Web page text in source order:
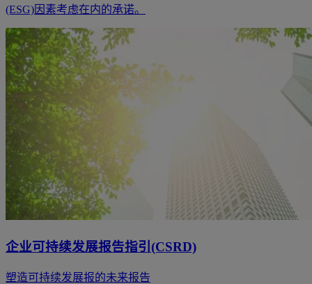
(ESG)因素考虑在内的承诺。
企业可持续发展报告指引(CSRD)
塑造可持续发展报的未来报告